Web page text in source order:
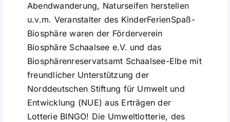
Abendwanderung, Naturseifen herstellen
u.v.m. Veranstalter des KinderFerienSpaß-
Biosphäre waren der Förderverein
Biosphäre Schaalsee e.V. und das
Biosphärenreservatsamt Schaalsee-Elbe mit
freundlicher Unterstützung der
Norddeutschen Stiftung für Umwelt und
Entwicklung (NUE) aus Erträgen der
Lotterie BINGO! Die Umweltlotterie, des